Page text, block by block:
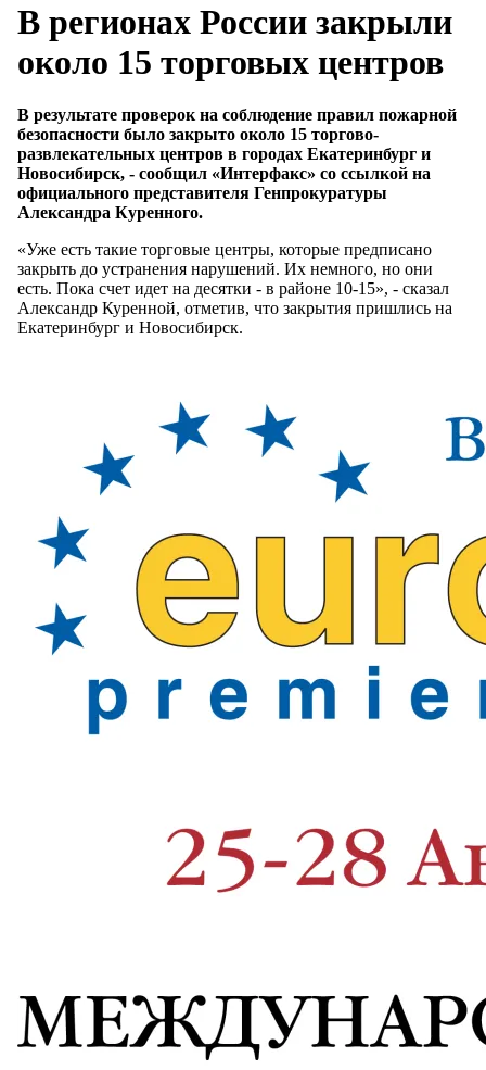
В регионах России закрыли
около 15 торговых центров
В результате проверок на соблюдение правил пожарной
безопасности было закрыто около 15 торгово-
развлекательных центров в городах Екатеринбург и
Новосибирск, - сообщил «Интерфакс» со ссылкой на
официального представителя Генпрокуратуры
Александра Куренного.
«Уже есть такие торговые центры, которые предписано
закрыть до устранения нарушений. Их немного, но они
есть. Пока счет идет на десятки - в районе 10-15», - сказал
Александр Куренной, отметив, что закрытия пришлись на
Екатеринбург и Новосибирск.